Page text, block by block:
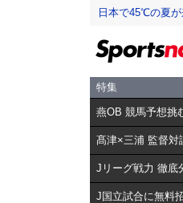
日本で45℃の夏
特集
燕OB 競馬予想挑
髙津×三浦 監督対
Jリーグ戦力 徹底
J国立試合に無料